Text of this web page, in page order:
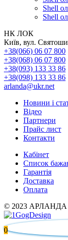
Shell
Shell
НК ЛОК
Київ, вул.
+38(066) 06 07 800
+38(068) 06 07 800
+38(093) 133 33 86
+38(098) 133 33 86
arlanda@ukr.net
Новини і
Відео
Партнери
Прайс лист
Контакти
Кабінет
Список
Гарантія
Доставка
Оплата
© 2023 АРЛАНДА
0